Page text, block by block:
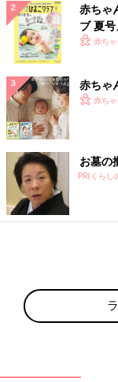
赤ちゃ
ブ 夏
く！赤ち
赤ちゃ
赤ち
お墓の
PR(くらし